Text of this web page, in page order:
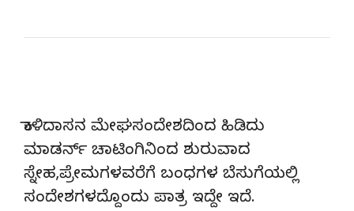
ಕಾಳಿದಾಸನ ಮೇಘಸಂದೇಶದಿಂದ ಹಿಡಿದು
ಮಾಡರ್ನ್ ಚಾಟಿಂಗಿನಿಂದ ಶುರುವಾದ
ಸ್ನೇಹ,ಪ್ರೇಮಗಳವರೆಗೆ ಬಂಧಗಳ ಬೆಸುಗೆಯಲ್ಲಿ
ಸಂದೇಶಗಳದ್ದೊಂದು ಪಾತ್ರ ಇದ್ದೇ ಇದೆ.